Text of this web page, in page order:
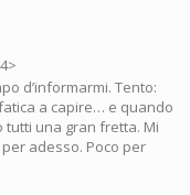
d’informarmi. Tento:
a capire… e quando
tutti una gran fretta. Mi
adesso. Poco per